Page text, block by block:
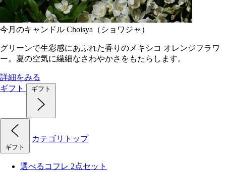
今月のキャンドル Choisya（ショワジャ）
グリーンで生彩感にあふれた香りのメキシコ オレンジフラワ
ー。夏の空気に繊細なさわやかさをもたらします。
詳細をみる
ギフト
ギフト
ギフト
カテゴリトップ
選べるコフレ 2点セット